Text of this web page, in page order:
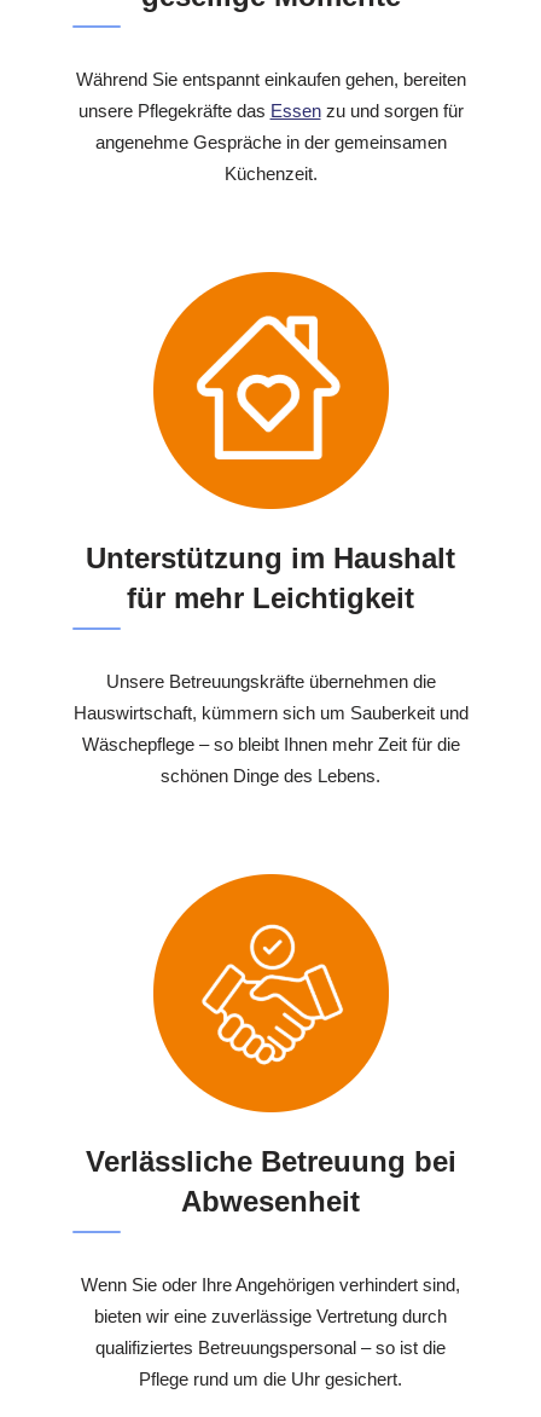
Während Sie entspannt einkaufen gehen, bereiten
unsere Pflegekräfte das Essenzu und sorgen für
angenehme Gespräche in der gemeinsamen
Küchenzeit.
Unterstützung im Haushalt
für mehr Leichtigkeit
Unsere Betreuungskräfte übernehmen die
Hauswirtschaft, kümmern sich um Sauberkeit und
Wäschepflege – so bleibt Ihnen mehr Zeit für die
schönen Dinge des Lebens.
Verlässliche Betreuung bei
Abwesenheit
Wenn Sie oder Ihre Angehörigen verhindert sind,
bieten wir eine zuverlässige Vertretung durch
qualifiziertes Betreuungspersonal – so ist die
Pflege rund um die Uhr gesichert.